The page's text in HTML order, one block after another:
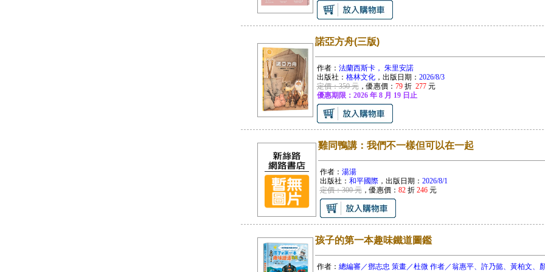
諾亞方舟(三版)
作者： 法蘭西斯卡， 朱里安諾
出版社： 格林文化，出版日期： 2026/8/3
定價：350 元，優惠價： 79折 277元
優惠期限：2026 年 8 月 19 日止
雞同鴨講：我們不一樣但可以在一起
作者： 湯湯
出版社： 和平國際，出版日期： 2026/8/1
定價：300 元，優惠價： 82折 246元
孩子的第一本趣味鐵道圖鑑
作者： 總編審／鄧志忠 策畫／杜微 作者／翁惠平、許乃懿、黃柏文、